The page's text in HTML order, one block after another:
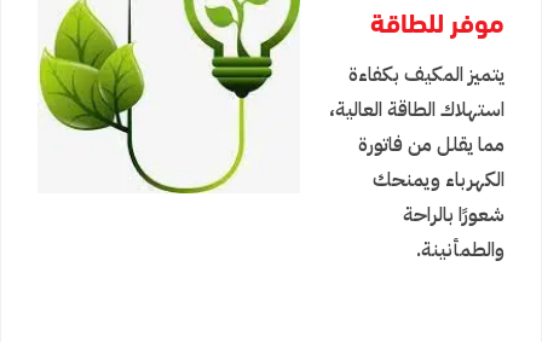
موفر للطاقة
يتميز المكيف بكفاءة
استهلاك الطاقة العالية،
مما يقلل من فاتورة
الكهرباء ويمنحك
شعورًا بالراحة
والطمأنينة.